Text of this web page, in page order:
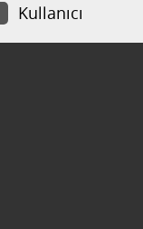
Kullanıcı